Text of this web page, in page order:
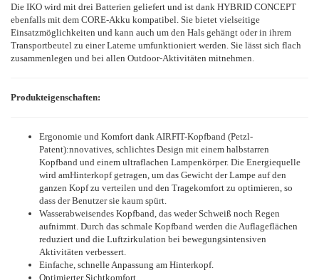
Die IKO wird mit drei Batterien geliefert und ist dank HYBRID CONCEPT
ebenfalls mit dem CORE-Akku kompatibel. Sie bietet vielseitige
Einsatzmöglichkeiten und kann auch um den Hals gehängt oder in ihrem
Transportbeutel zu einer Laterne umfunktioniert werden. Sie lässt sich flach
zusammenlegen und bei allen Outdoor-Aktivitäten mitnehmen.
Produkteigenschaften:
Ergonomie und Komfort dank AIRFIT-Kopfband (Petzl-
Patent):nnovatives, schlichtes Design mit einem halbstarren
Kopfband und einem ultraflachen Lampenkörper. Die Energiequelle
wird amHinterkopf getragen, um das Gewicht der Lampe auf den
ganzen Kopf zu verteilen und den Tragekomfort zu optimieren, so
dass der Benutzer sie kaum spürt.
Wasserabweisendes Kopfband, das weder Schweiß noch Regen
aufnimmt. Durch das schmale Kopfband werden die Auflageflächen
reduziert und die Luftzirkulation bei bewegungsintensiven
Aktivitäten verbessert.
Einfache, schnelle Anpassung am Hinterkopf.
Optimierter Sichtkomfort